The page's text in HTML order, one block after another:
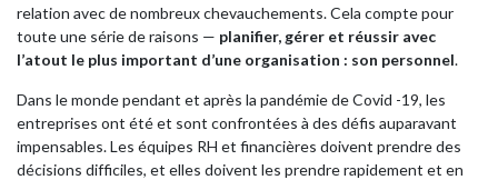
relation avec de nombreux chevauchements. Cela compte pour
toute une série de raisons — planifier, gérer et réussir avec
l’atout le plus important d’une organisation : son personnel.
Dans le monde pendant et après la pandémie de Covid -19, les
entreprises ont été et sont confrontées à des défis auparavant
impensables. Les équipes RH et financières doivent prendre des
décisions difficiles, et elles doivent les prendre rapidement et en